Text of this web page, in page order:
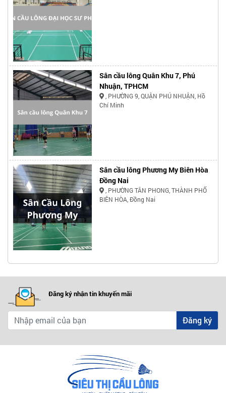
Sân cầu lông Quân Khu 7, Phú
Nhuận, TPHCM
, PHƯỜNG 9, QUẬN PHÚ NHUẬN, Hồ
Chí Minh
Sân cầu lông Phương My Biên Hòa
Đồng Nai
, PHƯỜNG TÂN PHONG, THÀNH PHỐ
BIÊN HÒA, Đồng Nai
Đăng ký nhận tin khuyến mãi
Đăng ký